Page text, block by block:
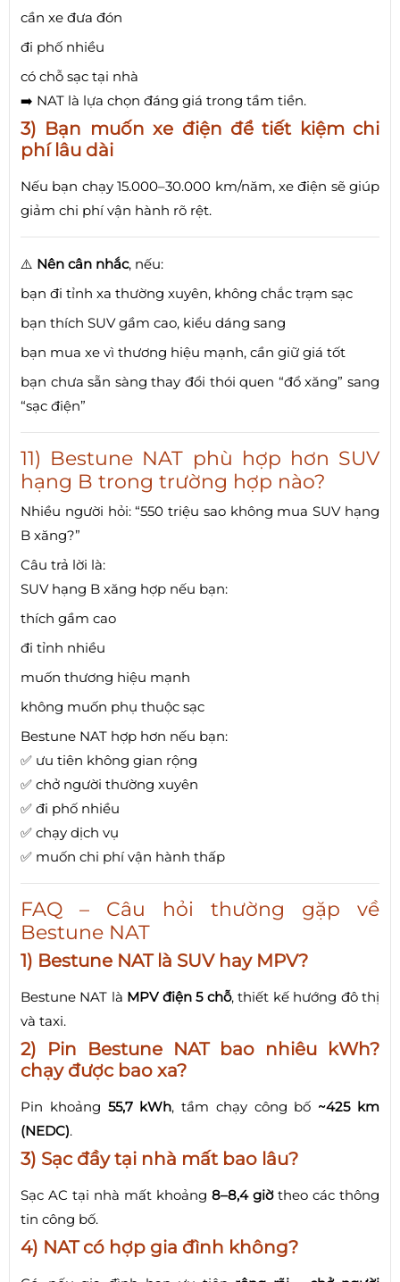
cần xe đưa đón
đi phố nhiều
có chỗ sạc tại nhà
➡️ NAT là lựa chọn đáng giá trong tầm tiền.
3) Bạn muốn xe điện để tiết kiệm chi
phí lâu dài
Nếu bạn chạy 15.000–30.000 km/năm, xe điện sẽ giúp
giảm chi phí vận hành rõ rệt.
⚠️ Nên cân nhắc, nếu:
bạn đi tỉnh xa thường xuyên, không chắc trạm sạc
bạn thích SUV gầm cao, kiểu dáng sang
bạn mua xe vì thương hiệu mạnh, cần giữ giá tốt
bạn chưa sẵn sàng thay đổi thói quen “đổ xăng” sang
“sạc điện”
11) Bestune NAT phù hợp hơn SUV
hạng B trong trường hợp nào?
Nhiều người hỏi: “550 triệu sao không mua SUV hạng
B xăng?”
Câu trả lời là:
SUV hạng B xăng hợp nếu bạn:
thích gầm cao
đi tỉnh nhiều
muốn thương hiệu mạnh
không muốn phụ thuộc sạc
Bestune NAT hợp hơn nếu bạn:
✅ ưu tiên không gian rộng
✅ chở người thường xuyên
✅ đi phố nhiều
✅ chạy dịch vụ
✅ muốn chi phí vận hành thấp
FAQ – Câu hỏi thường gặp về
Bestune NAT
1) Bestune NAT là SUV hay MPV?
Bestune NAT là MPV điện 5 chỗ, thiết kế hướng đô thị
và taxi.
2) Pin Bestune NAT bao nhiêu kWh?
chạy được bao xa?
Pin khoảng 55,7 kWh, tầm chạy công bố ~425 km
(NEDC).
3) Sạc đầy tại nhà mất bao lâu?
Sạc AC tại nhà mất khoảng 8–8,4 giờtheo các thông
tin công bố.
4) NAT có hợp gia đình không?